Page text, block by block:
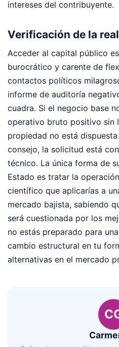
intereses del contribuyente.
Verificación de la
Acceder al capital público
burocrático y carente de
contactos políticos
informe de auditoría
cuadra. Si el negocio base
operativo bruto positivo sin
propiedad no está
consejo, la solicitud está
técnico. La única forma de
Estado es tratar la
científico que aplicarías a
mercado bajista, sabiendo
será cuestionada por los
no estás preparado para
cambio estructural en tu
alternativas en el mercado